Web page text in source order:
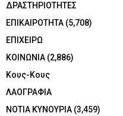
ΔΡΑΣΤΗΡΙΟΤΗΤΕΣ
ΕΠΙΚΑΙΡΟΤΗΤΑ (5,708)
ΕΠΙΧΕΙΡΩ
ΚΟΙΝΩΝΙΑ (2,886)
Κους-Κους
ΛΑΟΓΡΑΦΙΑ
ΝΟΤΙΑ ΚΥΝΟΥΡΙΑ (3,459)